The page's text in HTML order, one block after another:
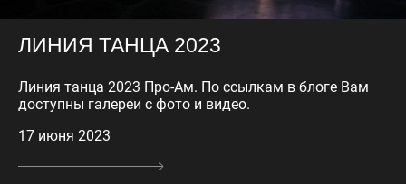
ЛИНИЯ ТАНЦА 2023
Линия танца 2023 Про-Ам. По ссылкам в блоге Вам
доступны галереи с фото и видео.
17 июня 2023